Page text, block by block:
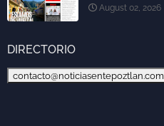
August 02, 2026
DIRECTORIO
contacto@noticiasentepoztlan.com